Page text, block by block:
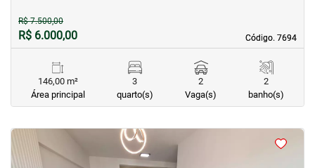
Código. 7694
Código. 7694
R$ 7.500,00
R$ 6.000,00
146,00 m²
Área principal
3
quarto(s)
2
Vaga(s)
2
banho(s)
<